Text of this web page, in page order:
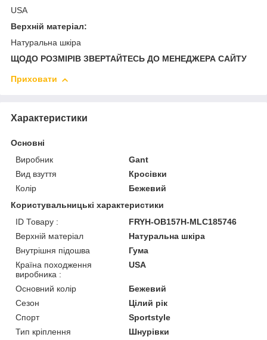
USA
Верхній матеріал:
Натуральна шкіра
ЩОДО РОЗМІРІВ ЗВЕРТАЙТЕСЬ ДО МЕНЕДЖЕРА САЙТУ
Приховати
Характеристики
Основні
Виробник
Gant
Вид взуття
Кросівки
Колір
Бежевий
Користувальницькі характеристики
ID Товару :
FRYH-OB157H-MLC185746
Верхній матеріал
Натуральна шкіра
Внутрішня підошва
Гума
Країна походження
виробника :
USA
Основний колір
Бежевий
Сезон
Цілий рік
Спорт
Sportstyle
Тип кріплення
Шнурівки